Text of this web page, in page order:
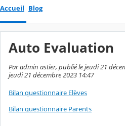
Accueil Blog
Auto Evaluation
Par admin astier, publié le jeudi 21
jeudi 21 décembre 2023 14:47
Bilan questionnaire Elèves
Bilan questionnaire Parents